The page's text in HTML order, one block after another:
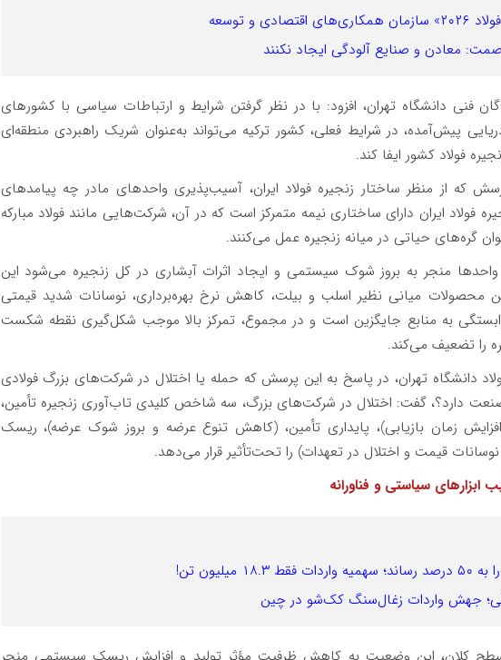
و توسعه
معادن و صنایع آلودگی ایجاد نکنند
فنی دانشگاه تهران، افزود: با در نظر گرفتن شرایط و ارتباطات سیاسی با کشورهای
پیش‌آمده، در شرایط فعلی، کشور ترکیه می‌تواند به‌عنوان شریک راهبردی منطقه‌ای
فولاد کشور ایفا کند.
که از منظر ساختار زنجیره فولاد ایران، آسیب‌پذیری واحدهای مادر چه پیامدهای
فولاد ایران دارای ساختاری نیمه متمرکز است که در آن، شرکت‌هایی مانند فولاد مبارکه
گره‌های حیاتی در میانه زنجیره عمل می‌کنند.
واحدها منجر به بروز شوک سیستمی و ایجاد اثرات آبشاری در کل زنجیره می‌شود این
محصولات میانی نظیر اسلب و بیلت، کاهش نرخ بهره‌برداری، نوسانات شدید قیمتی
به منابع جایگزین است و در مجموع، تمرکز بالا موجب شکل‌گیری نقطه شکست
را تضعیف می‌کند.
دانشگاه تهران، در پاسخ به این پرسش که حمله یا اختلال در شرکت‌های بزرگ فولادی
دارد؟، گفت: اختلال در شرکت‌های بزرگ، سه شاخص کلیدی تاب‌آوری زنجیره تأمین،
زمان بازیابی)، پایداری تأمین، (کاهش تنوع عرضه و بروز شوک عرضه)، ریسک
قیمت و اختلال در تعهدات) را تحت‌تأثیر قرار می‌دهد.
ابزارهای سیاستی و فناورانه
تن!
جهش واردات زغال‌سنگ کک‌شو در چین